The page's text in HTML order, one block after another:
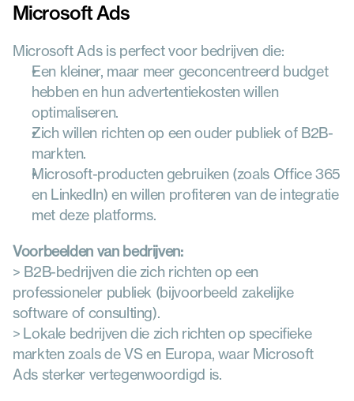
Microsoft Ads
Microsoft Ads is perfect voor bedrijven die:
Een kleiner, maar meer geconcentreerd budget
hebben en hun advertentiekosten willen
optimaliseren.
Zich willen richten op een ouder publiek of B2B-
markten.
Microsoft-producten gebruiken (zoals Office 365
en LinkedIn) en willen profiteren van de integratie
met deze platforms.
Voorbeelden van bedrijven:
> B2B-bedrijven die zich richten op een
professioneler publiek (bijvoorbeeld zakelijke
software of consulting).
> Lokale bedrijven die zich richten op specifieke
markten zoals de VS en Europa, waar Microsoft
Ads sterker vertegenwoordigd is.